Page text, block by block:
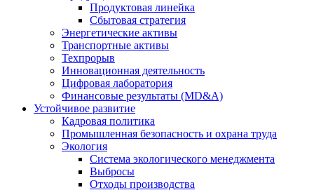
Продуктовая линейка
Сбытовая стратегия
Энергетические активы
Транспортные активы
Техпрорыв
Инновационная деятельность
Цифровая лаборатория
Финансовые результаты (MD&A)
Устойчивое развитие
Кадровая политика
Промышленная безопасность и охрана труда
Экология
Система экологического менеджмента
Выбросы
Отходы производства